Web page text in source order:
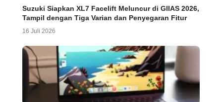
Suzuki Siapkan XL7 Facelift Meluncur di GIIAS 2026,
Tampil dengan Tiga Varian dan Penyegaran Fitur
16 Juli 2026